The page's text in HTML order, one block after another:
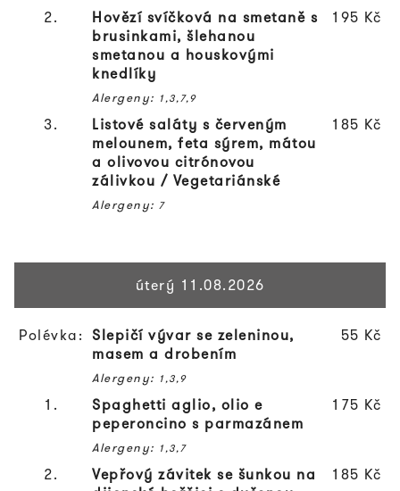
2.
Hovězí svíčková na smetaně s
brusinkami, šlehanou
smetanou a houskovými
knedlíky
Alergeny: 1,3,7,9
195 Kč
3.
Listové saláty s červeným
melounem, feta sýrem, mátou
a olivovou citrónovou
zálivkou / Vegetariánské
Alergeny: 7
185 Kč
úterý 11.08.2026
Polévka: Slepičí vývar se zeleninou,
masem a drobením
Alergeny: 1,3,9
55 Kč
1.
Spaghetti aglio, olio e
peperoncino s parmazánem
Alergeny: 1,3,7
175 Kč
2.
Vepřový závitek se šunkou na
185 Kč